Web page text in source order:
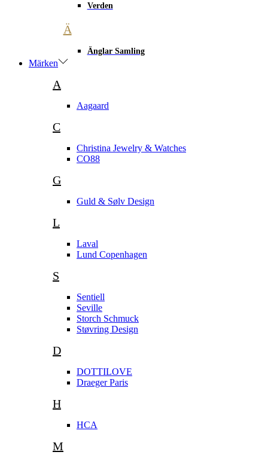
Verden
Ä
Änglar Samling
Märken
A
Aagaard
C
Christina Jewelry & Watches
CO88
G
Guld & Sølv Design
L
Laval
Lund Copenhagen
S
Sentiell
Seville
Storch Schmuck
Støvring Design
D
DOTTILOVE
Draeger Paris
H
HCA
M